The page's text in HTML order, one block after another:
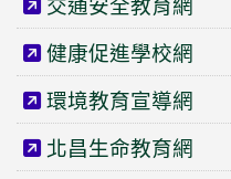
健康促進學校網
環境教育宣導網
北昌生命教育網